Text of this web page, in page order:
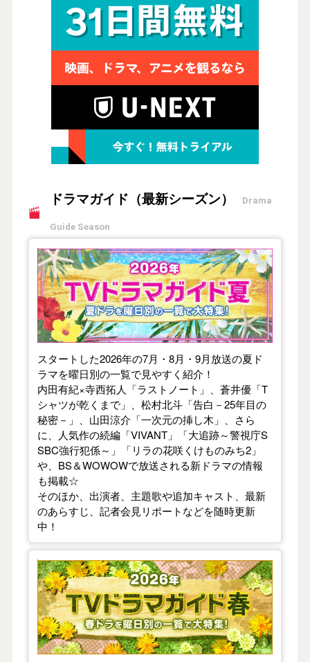
ドラマガイド（最新シーズン） Drama
Guide Season
【2026年夏】TVドラマガイド
スタートした2026年の7月・8月・9月放送の夏ド
ラマを曜日別の一覧で見やすく紹介！
内田有紀×寺西拓人「ラストノート」、蒼井優「T
シャツが乾くまで」、松村北斗「告白－25年目の
秘密－」、山田涼介「一次元の挿し木」、さら
に、人気作の続編「VIVANT」「大追跡～警視庁S
SBC強行犯係～」「リラの花咲くけものみち2」
や、BS＆WOWOWで放送される新ドラマの情報
も掲載☆
そのほか、出演者、主題歌や追加キャスト、最新
のあらすじ、記者会見リポートなどを随時更新
中！
【2026年春】TVドラマガイド